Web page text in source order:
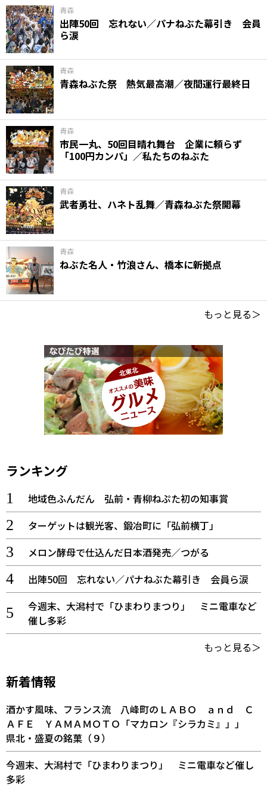
青森
出陣50回 忘れない／パナねぶた幕引き 会員
ら涙
青森
青森ねぶた祭 熱気最高潮／夜間運行最終日
青森
市民一丸、50回目晴れ舞台 企業に頼らず
「100円カンパ」／私たちのねぶた
青森
武者勇壮、ハネト乱舞／青森ねぶた祭開幕
青森
ねぶた名人・竹浪さん、橋本に新拠点
もっと見る＞
ランキング
地域色ふんだん 弘前・青柳ねぷた初の知事賞
ターゲットは観光客、鍛冶町に「弘前横丁」
メロン酵母で仕込んだ日本酒発売／つがる
出陣50回 忘れない／パナねぶた幕引き 会員ら涙
今週末、大潟村で「ひまわりまつり」 ミニ電車など
催し多彩
もっと見る＞
新着情報
酒かす風味、フランス流 八峰町のＬＡＢＯ ａｎｄ Ｃ
ＡＦＥ ＹＡＭＡＭＯＴＯ「マカロン『シラカミ』」」
県北・盛夏の銘菓（９）
今週末、大潟村で「ひまわりまつり」 ミニ電車など催し
多彩